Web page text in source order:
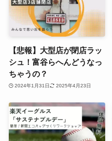
【悲報】大型店が閉店ラッ
シュ！富谷らへんどうなっ
ちゃうの？
2024年1月31日 2025年4月23日